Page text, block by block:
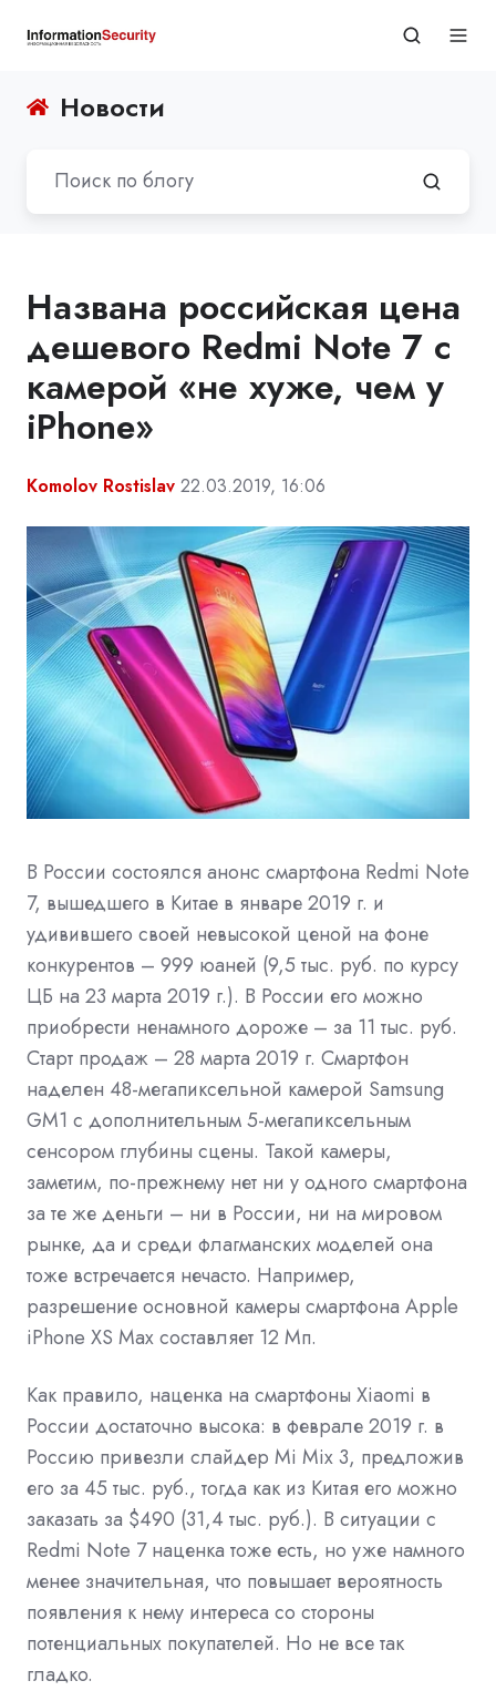
Новости
Названа российская цена
дешевого Redmi Note 7 с
камерой «не хуже, чем у
iPhone»
Komolov Rostislav 22.03.2019, 16:06
В России состоялся анонс смартфона Redmi Note
7, вышедшего в Китае в январе 2019 г. и
удивившего своей невысокой ценой на фоне
конкурентов – 999 юаней (9,5 тыс. руб. по курсу
ЦБ на 23 марта 2019 г.). В России его можно
приобрести ненамного дороже – за 11 тыс. руб.
Старт продаж – 28 марта 2019 г. Смартфон
наделен 48-мегапиксельной камерой Samsung
GM1 с дополнительным 5-мегапиксельным
сенсором глубины сцены. Такой камеры,
заметим, по-прежнему нет ни у одного смартфона
за те же деньги – ни в России, ни на мировом
рынке, да и среди флагманских моделей она
тоже встречается нечасто. Например,
разрешение основной камеры смартфона Apple
iPhone XS Max составляет 12 Мп.
Как правило, наценка на смартфоны Xiaomi в
России достаточно высока: в феврале 2019 г. в
Россию привезли слайдер Mi Mix 3, предложив
его за 45 тыс. руб., тогда как из Китая его можно
заказать за $490 (31,4 тыс. руб.). В ситуации с
Redmi Note 7 наценка тоже есть, но уже намного
менее значительная, что повышает вероятность
появления к нему интереса со стороны
потенциальных покупателей. Но не все так
гладко.